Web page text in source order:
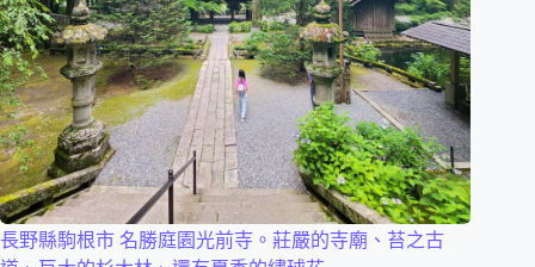
長野縣駒根市 名勝庭園光前寺。莊嚴的寺廟、苔之古